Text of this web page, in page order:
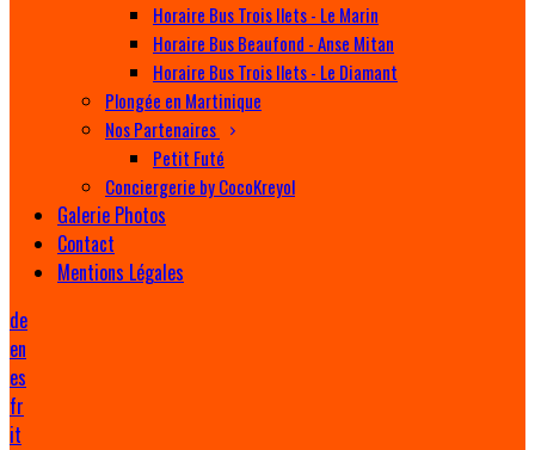
Horaire Bus Trois Ilets - Le Marin
Horaire Bus Beaufond - Anse Mitan
Horaire Bus Trois Ilets - Le Diamant
Plongée en Martinique
Nos Partenaires
Petit Futé
Conciergerie by CocoKreyol
Galerie Photos
Contact
Mentions Légales
de
en
es
fr
it